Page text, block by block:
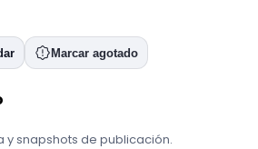
Marcar agotado
y snapshots de publicación.